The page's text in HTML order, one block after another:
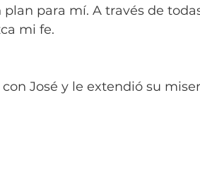
plan para mí. A través de
mi fe.
José y le extendió su